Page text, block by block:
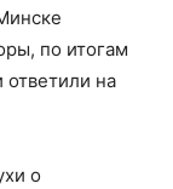
по итогам
на
о